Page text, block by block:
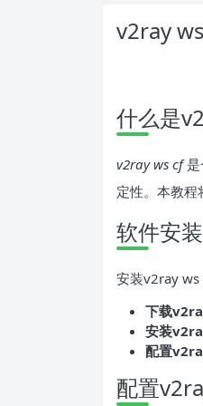
v2ray
什么是
v2ray ws cf是
定性。本教程
软件安装
安装v2ray ws
下载
安装
配置
配置